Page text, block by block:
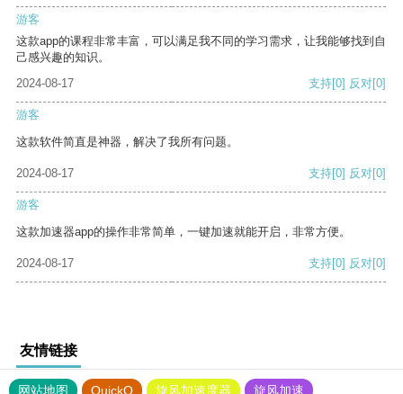
游客
这款app的课程非常丰富，可以满足我不同的学习需求，让我能够找到自
己感兴趣的知识。
2024-08-17
支持[0] 反对[0]
游客
这款软件简直是神器，解决了我所有问题。
2024-08-17 支持[0] 反对[0]
游客
这款加速器app的操作非常简单，一键加速就能开启，非常方便。
2024-08-17 支持[0] 反对[0]
友情链接
网站地图 QuickQ 旋风加速度器 旋风加速